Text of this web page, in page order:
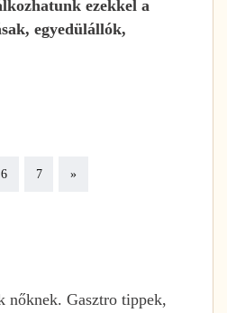
ezekkel a
egyedülállók,
6 7 »Next
nőknek. Gasztro tippek,